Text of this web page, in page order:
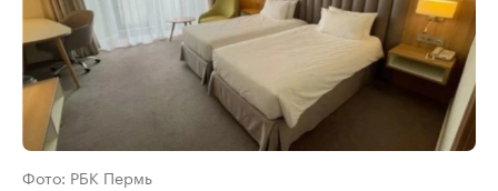
Фото: РБК Пермь